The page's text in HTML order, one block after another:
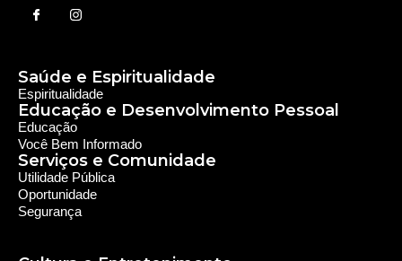
Saúde e Espiritualidade
Espiritualidade
Educação e Desenvolvimento Pessoal
Educação
Você Bem Informado
Serviços e Comunidade
Utilidade Pública
Oportunidade
Segurança